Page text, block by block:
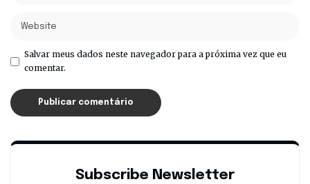
Salvar meus dados neste navegador para a próxima vez que eu
comentar.
Subscribe Newsletter